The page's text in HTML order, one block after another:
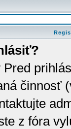
činnosť
z fóra